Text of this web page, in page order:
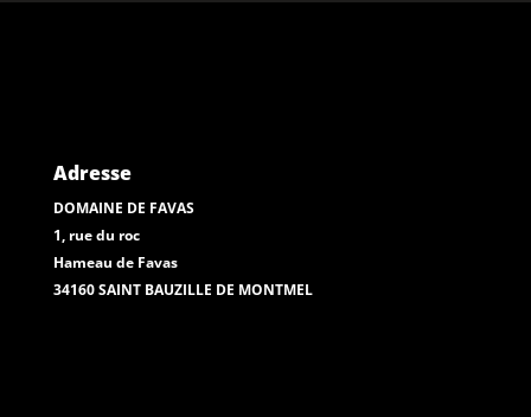
Adresse
DOMAINE DE FAVAS
1, rue du roc
Hameau de Favas
34160 SAINT BAUZILLE DE MONTMEL